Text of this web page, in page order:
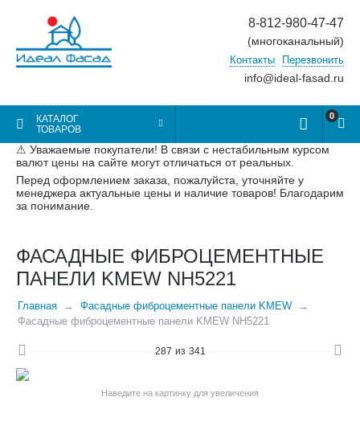
8-812-980-47-47
(многоканальный)
Контакты Перезвонить
info@ideal-fasad.ru
КАТАЛОГ
ТОВАРОВ
0
⚠ Уважаемые покупатели! В связи с нестабильным курсом
валют цены на сайте могут отличаться от реальных.
Перед оформлением заказа, пожалуйста, уточняйте у
менеджера актуальные цены и наличие товаров! Благодарим
за понимание.
ФАСАДНЫЕ ФИБРОЦЕМЕНТНЫЕ
ПАНЕЛИ KMEW NH5221
Главная
Фасадные фиброцементные панели KMEW
Фасадные фиброцементные панели KMEW NH5221
287 из 341
Наведите на картинку для увеличения